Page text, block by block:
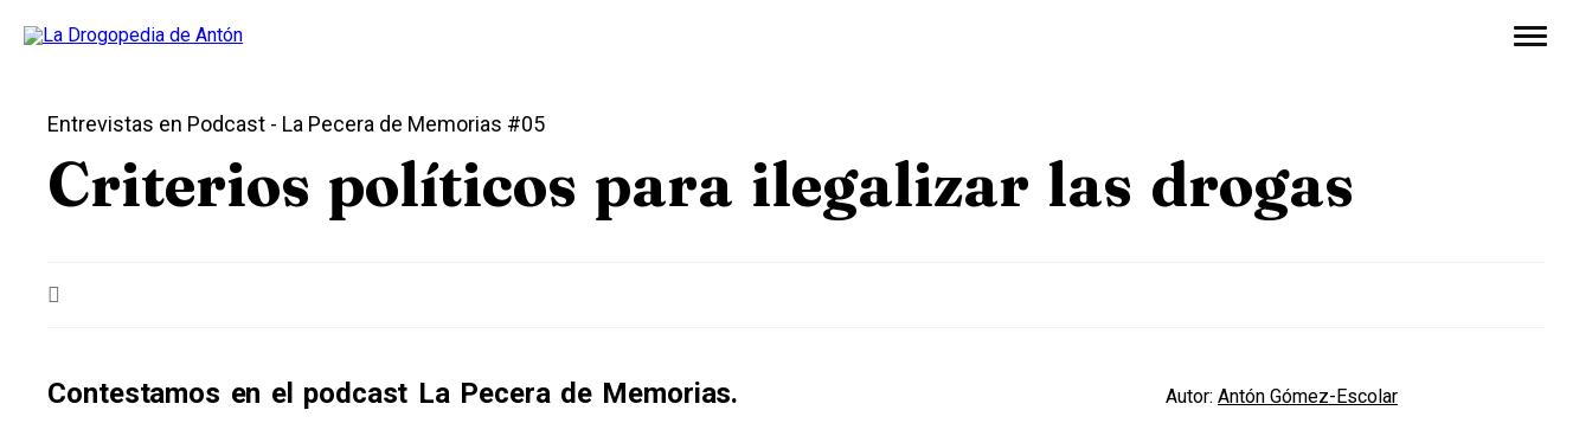
Entrevistas en Podcast - La Pecera de Memorias #05
Criterios políticos para ilegalizar las drogas
Contestamos en el podcast La Pecera de Memorias. Autor: Antón Gómez-Escolar